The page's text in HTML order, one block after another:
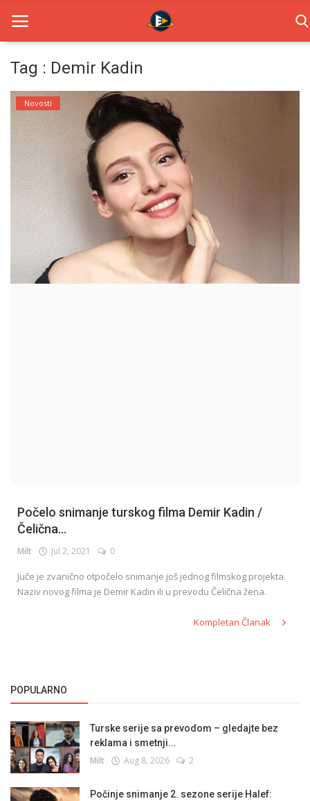
Home
Novosti
TV Serije
Filmovi
Login
Tag : Demir Kadin
Novosti
Počelo snimanje turskog filma Demir Kadin /
Čelična...
Milt Jul 2, 2021 0
Juče je zvanično otpočelo snimanje još jednog filmskog projekta.
Naziv novog filma je Demir Kadin ili u prevodu Čelična žena.
Kompletan Članak
POPULARNO
Turske serije sa prevodom – gledajte bez
reklama i smetnji...
Milt Aug 8, 2026 2
Počinje snimanje 2. sezone serije Halef: